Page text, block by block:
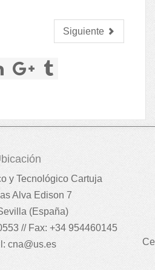
Siguiente
y Tecnológico Cartuja
Alva Edison 7
(España)
// Fax: +34 954460145
cna@us.es